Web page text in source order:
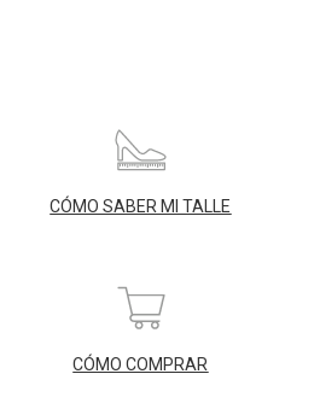
CÓMO SABER MI TALLE
CÓMO COMPRAR